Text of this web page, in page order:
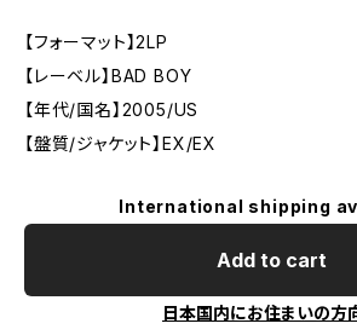
【フォーマット】2LP
【レーベル】BAD BOY
【年代/国名】2005/US
【盤質/ジャケット】EX/EX
International shipping
Add to cart
日本国内にお住まいの方